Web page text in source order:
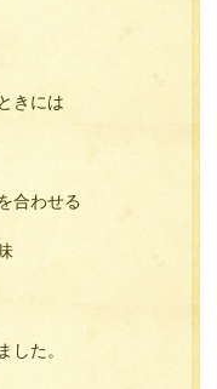
きには
合わせる
した。